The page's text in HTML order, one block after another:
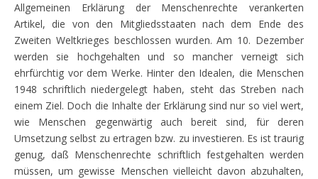
Allgemeinen Erklärung der Menschenrechte verankerten
Artikel, die von den Mitgliedsstaaten nach dem Ende des
Zweiten Weltkrieges beschlossen wurden. Am 10. Dezember
werden sie hochgehalten und so mancher verneigt sich
ehrfürchtig vor dem Werke. Hinter den Idealen, die Menschen
1948 schriftlich niedergelegt haben, steht das Streben nach
einem Ziel. Doch die Inhalte der Erklärung sind nur so viel wert,
wie Menschen gegenwärtig auch bereit sind, für deren
Umsetzung selbst zu ertragen bzw. zu investieren. Es ist traurig
genug, daß Menschenrechte schriftlich festgehalten werden
müssen, um gewisse Menschen vielleicht davon abzuhalten,